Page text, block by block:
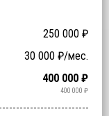
250 000 ₽
NaN₽
NaN₽
₽
₽
₽
₽
30 000 ₽/мес.
₽
₽
400 000 ₽
₽
₽
₽
₽
₽
400 000 ₽